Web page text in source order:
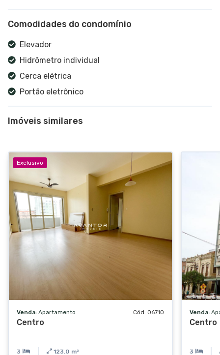
Comodidades do condomínio
Elevador
Hidrômetro individual
Cerca elétrica
Portão eletrônico
Imóveis similares
Exclusivo
Venda: Apartamento Cód. 06710
Centro
3 123.0 m²
Venda:
Centro
3